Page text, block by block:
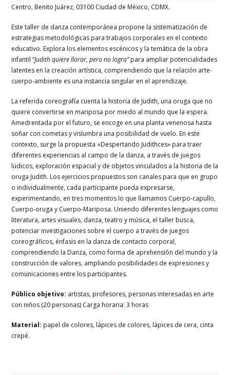
Centro, Benito Juárez, 03100 Ciudad de México, CDMX.
Este taller de danza contemporánea propone la sistematización de
estrategias metodológicas para trabajos corporales en el contexto
educativo. Explora los elementos escénicos y la temática de la obra
infantil “Judith quiere llorar, pero no logra”para ampliar potencialidades
latentes en la creación artística, comprendiendo que la relación arte-
cuerpo-ambiente es una instancia singular en el aprendizaje.
La referida coreografía cuenta la historia de Judith, una oruga que no
quiere convertirse en mariposa por miedo al mundo que la espera.
Amedrentada por el futuro, se encoge en una planta venenosa hasta
soñar con cometas y vislumbra una posibilidad de vuelo. En este
contexto, surge la propuesta «Despertando Judithces» para traer
diferentes experiencias al campo de la danza, a través de juegos
lúdicos, exploración espacial y de objetos vinculados a la historia de la
oruga Judith. Los ejercicios propuestos son canales para que en grupo
o individualmente, cada participante pueda expresarse,
experimentando, en tres momentos lo que llamamos Cuerpo-capullo,
Cuerpo-oruga y Cuerpo-Mariposa. Uniendo diferentes lenguajes como
literatura, artes visuales, danza, teatro y música, el taller busca,
potenciar investigaciones sobre el cuerpo a través de juegos
coreográficos, énfasis en la danza de contacto corporal,
comprendiendo la Danza, como forma de aprehensión del mundo y la
construcción de valores, ampliando posibilidades de expresiones y
comunicaciones entre los participantes.
Público objetivo: artistas, profesores, personas interesadas en arte
con niños (20 personas) Carga horaria: 3 horas
Material: papel de colores, lápices de colores, lápices de cera, cinta
crepé.